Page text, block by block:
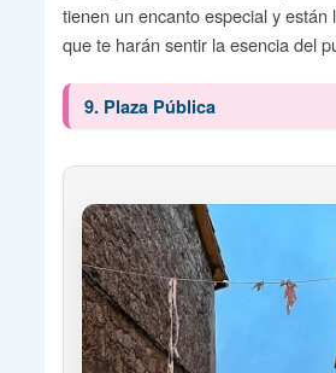
tienen un encanto especial y están
que te harán sentir la esencia del
9. Plaza Pública